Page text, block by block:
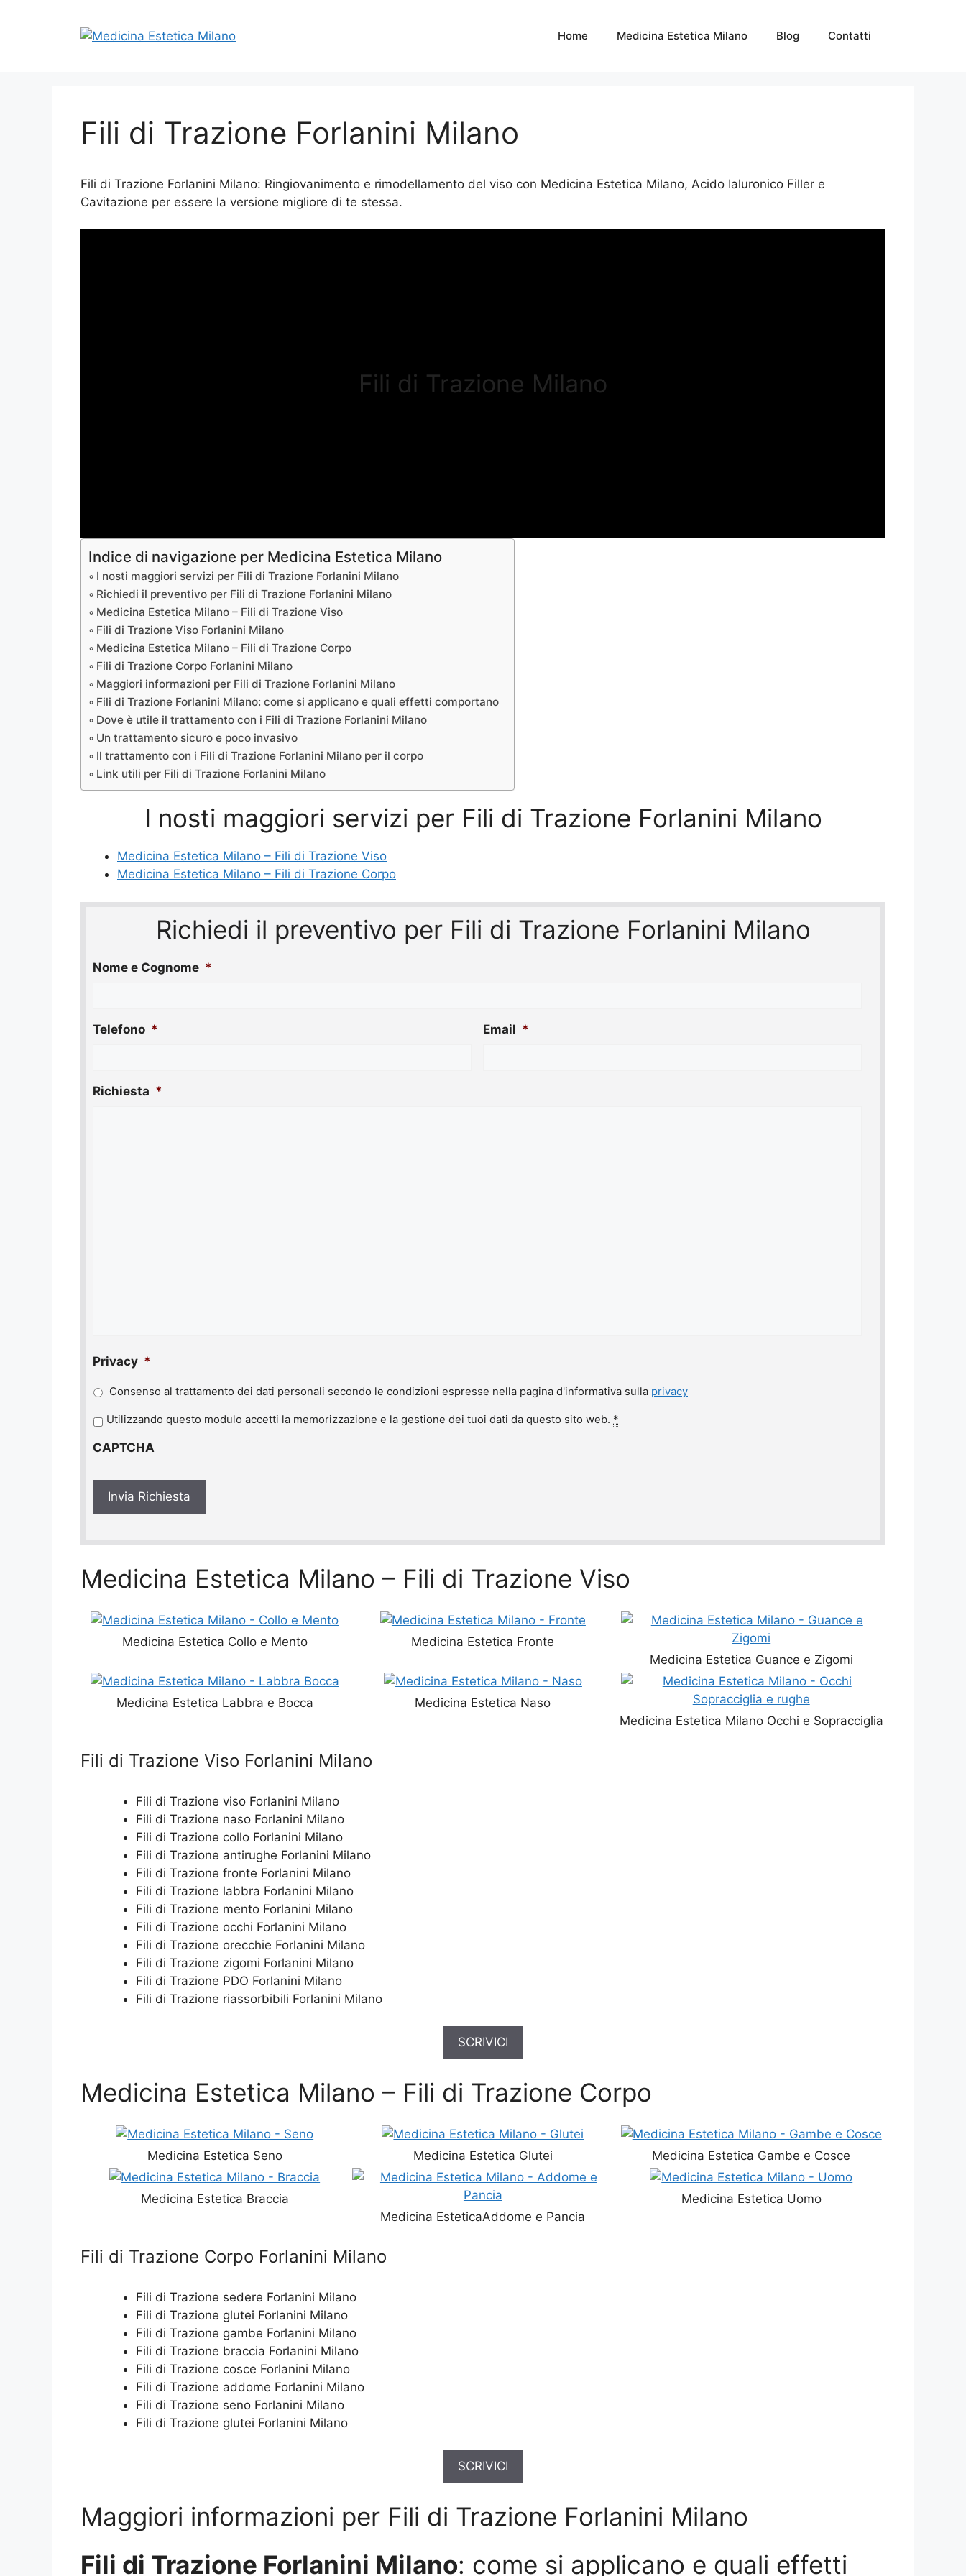
Home Medicina Estetica Milano Blog Contatti
Fili di Trazione Forlanini Milano
Fili di Trazione Forlanini Milano: Ringiovanimento e rimodellamento del viso con Medicina Estetica Milano, Acido Ialuronico Filler e
Cavitazione per essere la versione migliore di te stessa.
Fili di Trazione Milano
Indice di navigazione per Medicina Estetica Milano
I nosti maggiori servizi per Fili di Trazione Forlanini Milano
Richiedi il preventivo per Fili di Trazione Forlanini Milano
Medicina Estetica Milano – Fili di Trazione Viso
Fili di Trazione Viso Forlanini Milano
Medicina Estetica Milano – Fili di Trazione Corpo
Fili di Trazione Corpo Forlanini Milano
Maggiori informazioni per Fili di Trazione Forlanini Milano
Fili di Trazione Forlanini Milano: come si applicano e quali effetti comportano
Dove è utile il trattamento con i Fili di Trazione Forlanini Milano
Un trattamento sicuro e poco invasivo
Il trattamento con i Fili di Trazione Forlanini Milano per il corpo
Link utili per Fili di Trazione Forlanini Milano
I nosti maggiori servizi per Fili di Trazione Forlanini Milano
Medicina Estetica Milano – Fili di Trazione Viso
Medicina Estetica Milano – Fili di Trazione Corpo
Richiedi il preventivo per Fili di Trazione Forlanini Milano
Nome e Cognome *
Telefono * Email *
Richiesta *
Privacy *
Consenso al trattamento dei dati personali secondo le condizioni espresse nella pagina d'informativa sulla privacy
P
i
a
y
Utilizzando questo modulo accetti la memorizzazione e la gestione dei tuoi dati da questo sito web. *
CAPTCHA
Medicina Estetica Milano – Fili di Trazione Viso
Medicina Estetica Collo e Mento
Medicina Estetica Fronte
Medicina Estetica Guance e Zigomi
Medicina Estetica Labbra e Bocca
Medicina Estetica Naso
Medicina Estetica Milano Occhi e Sopracciglia
Fili di Trazione Viso Forlanini Milano
Fili di Trazione viso Forlanini Milano
Fili di Trazione naso Forlanini Milano
Fili di Trazione collo Forlanini Milano
Fili di Trazione antirughe Forlanini Milano
Fili di Trazione fronte Forlanini Milano
Fili di Trazione labbra Forlanini Milano
Fili di Trazione mento Forlanini Milano
Fili di Trazione occhi Forlanini Milano
Fili di Trazione orecchie Forlanini Milano
Fili di Trazione zigomi Forlanini Milano
Fili di Trazione PDO Forlanini Milano
Fili di Trazione riassorbibili Forlanini Milano
SCRIVICI
Medicina Estetica Milano – Fili di Trazione Corpo
Medicina Estetica Seno Medicina Estetica Glutei Medicina Estetica Gambe e Cosce
Medicina Estetica Braccia
Medicina EsteticaAddome e Pancia
Medicina Estetica Uomo
Fili di Trazione Corpo Forlanini Milano
Fili di Trazione sedere Forlanini Milano
Fili di Trazione glutei Forlanini Milano
Fili di Trazione gambe Forlanini Milano
Fili di Trazione braccia Forlanini Milano
Fili di Trazione cosce Forlanini Milano
Fili di Trazione addome Forlanini Milano
Fili di Trazione seno Forlanini Milano
Fili di Trazione glutei Forlanini Milano
SCRIVICI
Maggiori informazioni per Fili di Trazione Forlanini Milano
Fili di Trazione Forlanini Milano: come si applicano e quali effetti